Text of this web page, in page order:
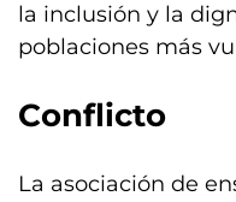
la inclusión y la
poblaciones más
Conflicto
La asociación de